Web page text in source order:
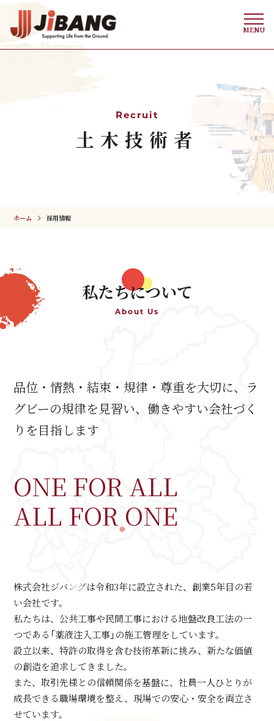
MENU
Recruit
土木技術者
ホーム 採用情報
私たちについて
About Us
品位・情熱・結束・規律・尊重を大切に、ラ
グビーの規律を見習い、働きやすい会社づく
りを目指します
ONE FOR ALL
ALL FOR ONE
株式会社ジバングは令和3年に設立された、創業5年目の若
い会社です。
私たちは、公共工事や民間工事における地盤改良工法の一
つである「薬液注入工事」の施工管理をしています。
設立以来、特許の取得を含む技術革新に挑み、新たな価値
の創造を追求してきました。
また、取引先様との信頼関係を基盤に、社員一人ひとりが
成長できる職場環境を整え、現場での安心・安全を両立さ
せています。